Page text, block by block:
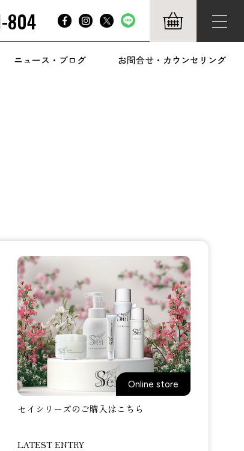
804
ニュース・ブログ お問合せ・カウンセリング
Online store
セイシリーズのご購入はこちら
LATEST ENTRY